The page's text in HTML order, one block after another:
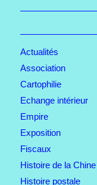
Actualités
Association
Cartophilie
Echange intérieur
Empire
Exposition
Fiscaux
Histoire de la Chine
Histoire postale